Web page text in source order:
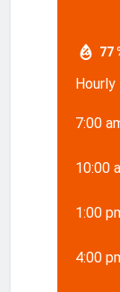
77
7:00
10:00
1:00
4:00